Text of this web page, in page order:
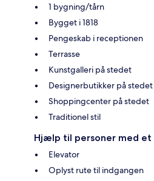
1 bygning/tårn
Bygget i 1818
Pengeskab i receptionen
Terrasse
Kunstgalleri på stedet
Designerbutikker på stedet
Shoppingcenter på stedet
Traditionel stil
Hjælp til personer med et
Elevator
Oplyst rute til indgangen